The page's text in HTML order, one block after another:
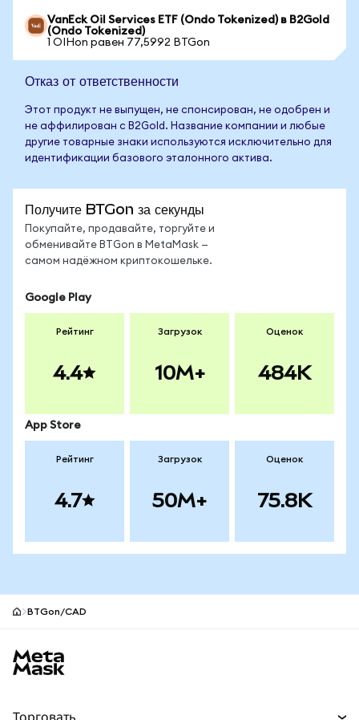
VanEck Oil Services ETF (Ondo Tokenized) в B2Gold
(Ondo Tokenized)
1 OIHon равен 77,5992 BTGon
Отказ от ответственности
Этот продукт не выпущен, не спонсирован, не одобрен и
не аффилирован с B2Gold. Название компании и любые
другие товарные знаки используются исключительно для
идентификации базового эталонного актива.
Получите BTGon за секунды
Покупайте, продавайте, торгуйте и
обменивайте BTGon в MetaMask —
самом надёжном криптокошельке.
Google Play
Рейтинг
4.4
Загрузок
10M+
Оценок
484K
App Store
Рейтинг
4.7
Загрузок
50M+
Оценок
75.8K
BTGon/CAD
Торговать